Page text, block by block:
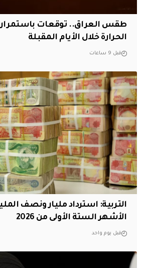
طقس العراق.. توقعات باستمرار
الحرارة خلال الأيام المقبلة
قبل 9 ساعات
التربية: استرداد مليار ونصف
الأشهر الستة الأولى من 2026
قبل يوم واحد